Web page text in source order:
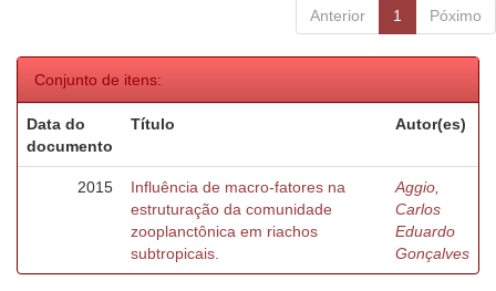
Anterior 1 Póximo
Conjunto de itens:
Data do
documento
Título Autor(es)
2015
Influência de macro-fatores na
estruturação da comunidade
zooplanctônica em riachos
subtropicais.
Aggio,
Carlos
Eduardo
Gonçalves